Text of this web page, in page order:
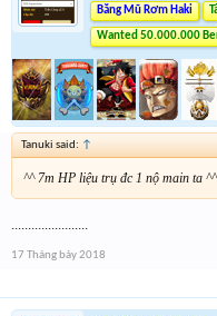
Băng Mũ Rơm Haki
Wanted 50.000.000
Tanuki said: ↑
^^ 7m HP liệu trụ đc 1 nộ main ta ^^
17 Tháng bảy 2018